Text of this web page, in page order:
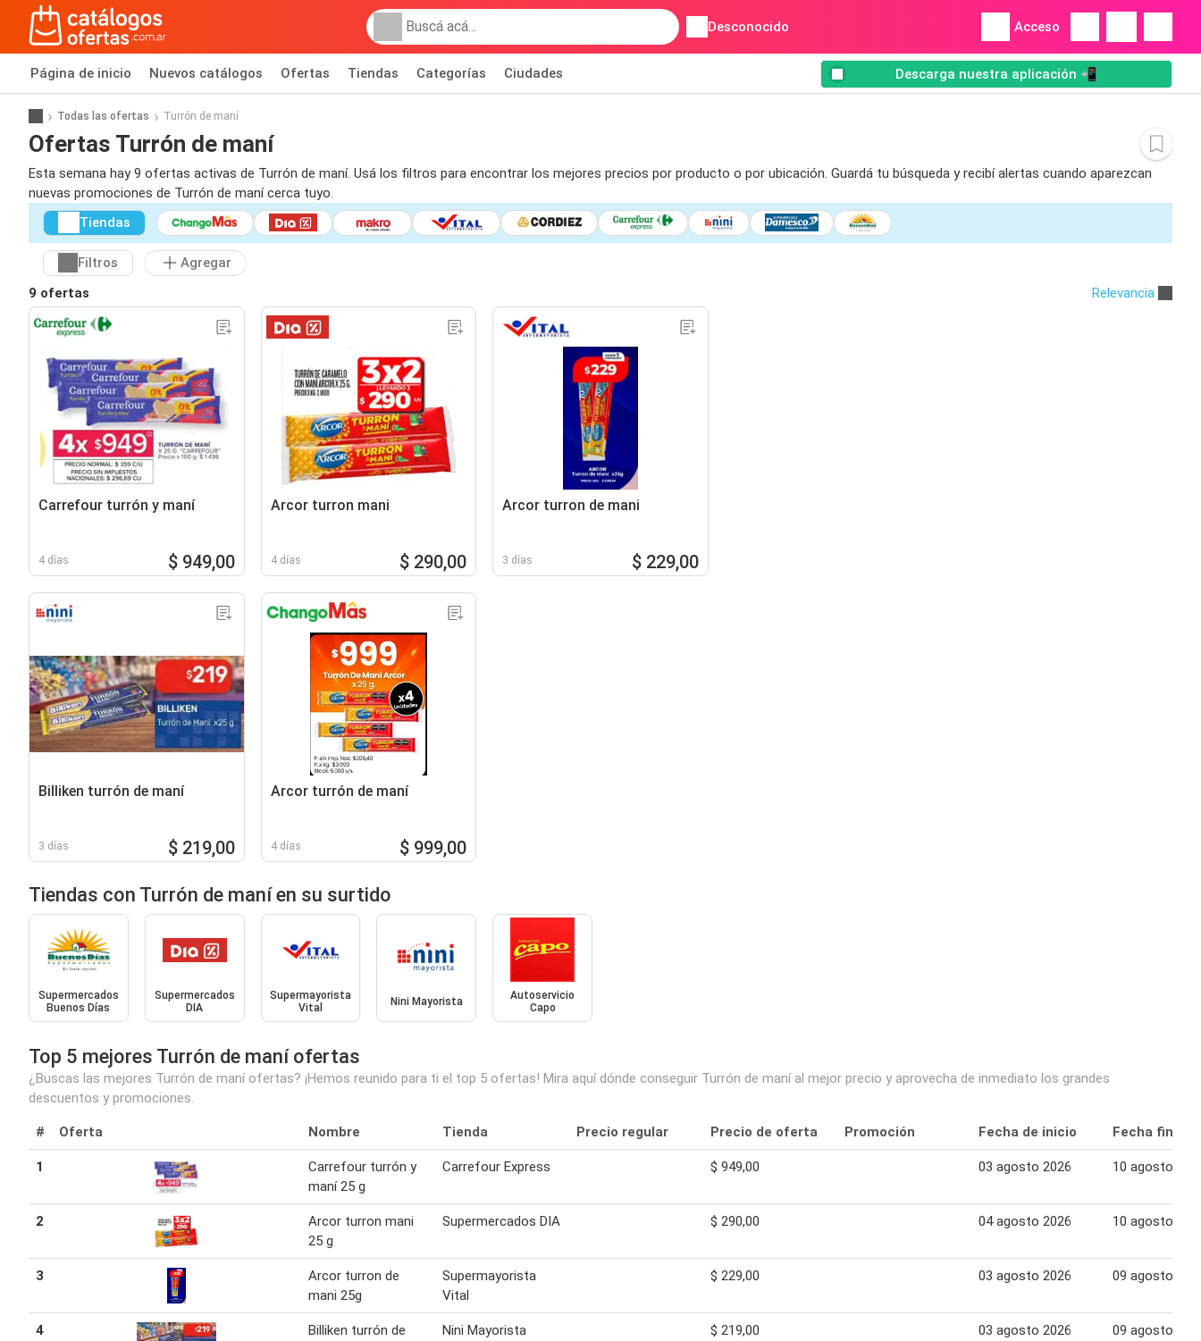
Desconocido Acceso
Página de inicio Nuevos catálogos Ofertas Tiendas Categorías Ciudades Descarga nuestra aplicación 📲
Todas las ofertas Turrón de maní
Ofertas Turrón de maní
Esta semana hay 9 ofertas activas de Turrón de maní. Usá los filtros para encontrar los mejores precios por producto o por ubicación. Guardá tu búsqueda y recibí alertas cuando aparezcan
nuevas promociones de Turrón de maní cerca tuyo.
Tiendas
Filtros
Agregar
9 ofertas
Relevancia
Carrefour turrón y maní
4 días $ 949,00
Arcor turron mani
4 días $ 290,00
Arcor turron de mani
3 días $ 229,00
Billiken turrón de maní
3 días $ 219,00
Arcor turrón de maní
4 días $ 999,00
Tiendas con Turrón de maní en su surtido
Supermercados
Buenos Días
Supermercados
DIA
Supermayorista
Vital
Nini Mayorista
Autoservicio
Capo
Top 5 mejores Turrón de maní ofertas
¿Buscas las mejores Turrón de maní ofertas? ¡Hemos reunido para ti el top 5 ofertas! Mira aquí dónde conseguir Turrón de maní al mejor precio y aprovecha de inmediato los grandes
descuentos y promociones.
# Oferta Nombre Tienda Precio regular Precio de oferta Promoción Fecha de inicio Fecha final
1
Carrefour turrón y
maní 25 g
Carrefour Express $ 949,00 03 agosto 2026 10 agosto
2
Arcor turron mani
25 g
Supermercados DIA $ 290,00 04 agosto 2026 10 agosto
3
Arcor turron de
mani 25g
Supermayorista
Vital
$ 229,00 03 agosto 2026 09 agosto
4
Billiken turrón de
Nini Mayorista $ 219,00 03 agosto 2026 09 agosto